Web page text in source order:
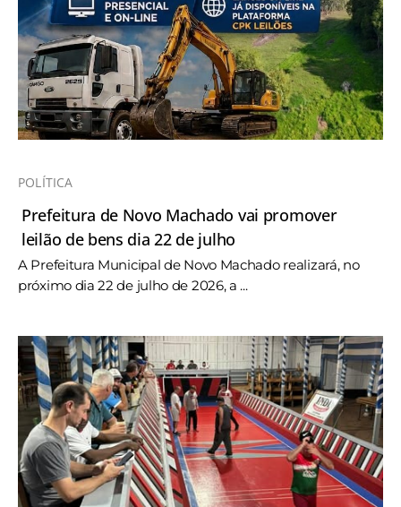
POLÍTICA
Prefeitura de Novo Machado vai promover
leilão de bens dia 22 de julho
A Prefeitura Municipal de Novo Machado realizará, no
próximo dia 22 de julho de 2026, a ...